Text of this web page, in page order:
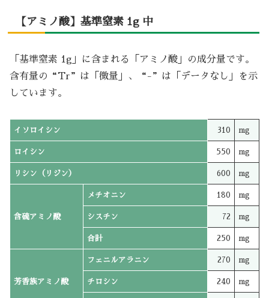
【アミノ酸】基準窒素 1g 中
「基準窒素 1g」に含まれる「アミノ酸」の成分量です。
含有量の“Tr”は「微量」、“-”は「データなし」を示
しています。
イソロイシン 310 mg
ロイシン 550 mg
リシン（リジン） 600 mg
含硫アミノ酸
メチオニン 180 mg
シスチン 72 mg
合計 250 mg
芳香族アミノ酸
フェニルアラニン 270 mg
チロシン 240 mg